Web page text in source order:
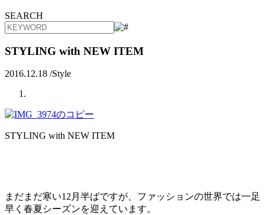
SEARCH
STYLING with NEW ITEM
2016.12.18 /Style
STYLING with NEW ITEM
まだまだ寒い12月半ばですが、ファッションの世界では一足
早く春夏シーズンを迎えています。